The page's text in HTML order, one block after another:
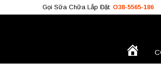
Gọi Sữa Chữa Lắp Đặt: O38-5565-186
TRANG